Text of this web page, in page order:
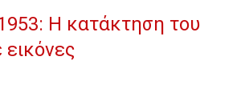
Η κατάκτηση του